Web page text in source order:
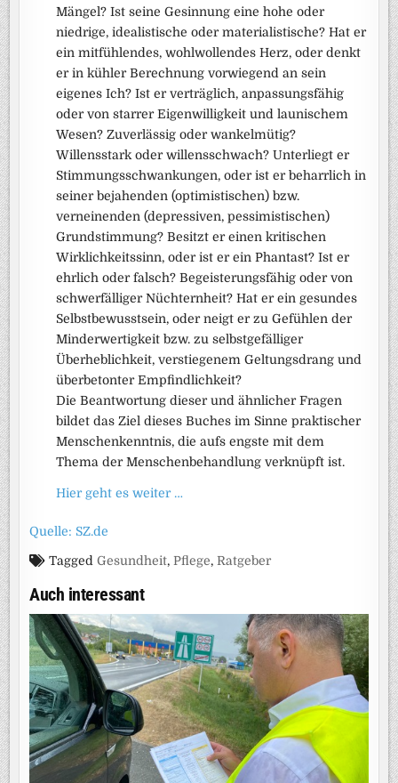
Mängel? Ist seine Gesinnung eine hohe oder
niedrige, idealistische oder materialistische? Hat er
ein mitfühlendes, wohlwollendes Herz, oder denkt
er in kühler Berechnung vorwiegend an sein
eigenes Ich? Ist er verträglich, anpassungsfähig
oder von starrer Eigenwilligkeit und launischem
Wesen? Zuverlässig oder wankelmütig?
Willensstark oder willensschwach? Unterliegt er
Stimmungsschwankungen, oder ist er beharrlich in
seiner bejahenden (optimistischen) bzw.
verneinenden (depressiven, pessimistischen)
Grundstimmung? Besitzt er einen kritischen
Wirklichkeitssinn, oder ist er ein Phantast? Ist er
ehrlich oder falsch? Begeisterungsfähig oder von
schwerfälliger Nüchternheit? Hat er ein gesundes
Selbstbewusstsein, oder neigt er zu Gefühlen der
Minderwertigkeit bzw. zu selbstgefälliger
Überheblichkeit, verstiegenem Geltungsdrang und
überbetonter Empfindlichkeit?
Die Beantwortung dieser und ähnlicher Fragen
bildet das Ziel dieses Buches im Sinne praktischer
Menschenkenntnis, die aufs engste mit dem
Thema der Menschenbehandlung verknüpft ist.
Hier geht es weiter …
Quelle: SZ.de
TaggedGesundheit,Pflege,Ratgeber
Auch interessant